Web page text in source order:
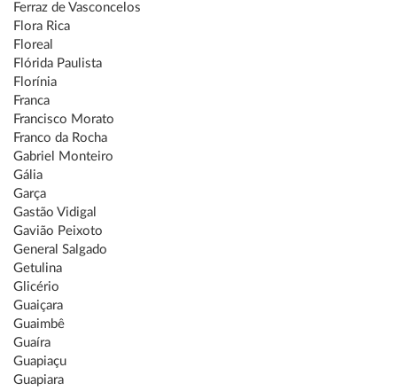
Ferraz de Vasconcelos
Flora Rica
Floreal
Flórida Paulista
Florínia
Franca
Francisco Morato
Franco da Rocha
Gabriel Monteiro
Gália
Garça
Gastão Vidigal
Gavião Peixoto
General Salgado
Getulina
Glicério
Guaiçara
Guaimbê
Guaíra
Guapiaçu
Guapiara